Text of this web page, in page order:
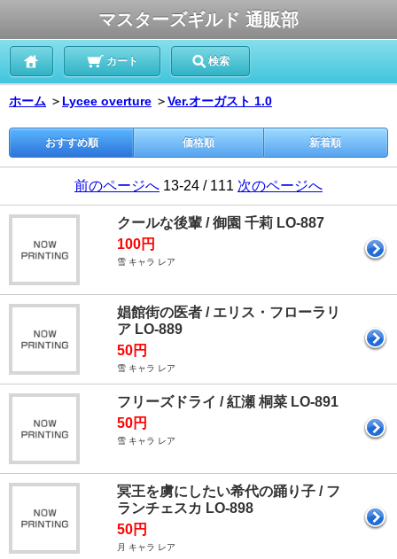
マスターズギルド 通販部
カート 検索
ホーム ＞ Lycee overture ＞Ver.オーガスト 1.0
おすすめ順 価格順 新着順
前のページへ 13-24 / 111 次のページへ
クールな後輩 / 御園 千莉 LO-887
100円
雪 キャラ レア
娼館街の医者 / エリス・フローラリ
ア LO-889
50円
雪 キャラ レア
フリーズドライ / 紅瀬 桐菜 LO-891
50円
雪 キャラ レア
冥王を虜にしたい希代の踊り子 / フ
ランチェスカ LO-898
50円
月 キャラ レア